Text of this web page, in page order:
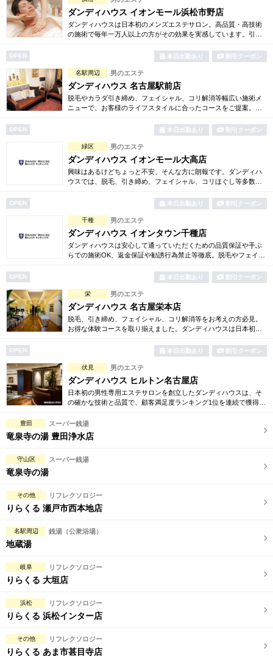
ダンディハウス イオンモール浜松市野店
ダンディハウスは日本初のメンズエステサロン。高品質・高技術
の施術で毎年一万人以上の方がその効果を実感しています。引き
OPEN 本日出勤あり 割引クーポン
名駅周辺 男のエステ
ダンディハウス 名古屋駅前店
脱毛やカラダ引き締め、フェイシャル、コリ解消等幅広い施術メ
ニューで、お客様のライフスタイルに合ったコースをご提案。各
OPEN 本日出勤あり 割引クーポン
緑区 男のエステ
ダンディハウス イオンモール大高店
興味はあるけどちょっと不安、そんな方に朗報です。ダンディハ
ウスでは、脱毛、引き締め、フェイシャル、コリほぐし等多数の
OPEN 本日出勤あり 割引クーポン
千種 男のエステ
ダンディハウス イオンタウン千種店
ダンディハウスは安心して通っていただくための品質保証や手ぶ
らでの施術OK、返金保証や勧誘行為禁止等徹底。脱毛やフェイシ
OPEN 本日出勤あり 割引クーポン
栄 男のエステ
ダンディハウス 名古屋栄本店
脱毛、引き締め、フェイシャル、コリ解消等をお考えの方必見。
お得な体験コースを取り揃えました。ダンディハウスは日本初の
OPEN 本日出勤あり 割引クーポン
伏見 男のエステ
ダンディハウス ヒルトン名古屋店
日本初の男性専用エステサロンを創立したダンディハウスは、そ
の確かな技術と品質で、顧客満足度ランキング1位を連続で獲得。
多数ご用意しております。
豊田 スーパー銭湯
竜泉寺の湯 豊田浄水店
守山区 スーパー銭湯
竜泉寺の湯
その他 リフレクソロジー
りらくる 瀬戸市西本地店
名駅周辺 銭湯（公衆浴場）
地蔵湯
岐阜 リフレクソロジー
りらくる 大垣店
浜松 リフレクソロジー
りらくる 浜松インター店
その他 リフレクソロジー
りらくる あま市甚目寺店